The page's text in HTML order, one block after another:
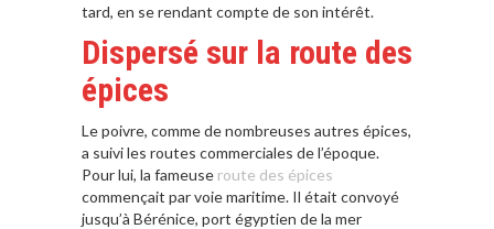
tard, en se rendant compte de son intérêt.
Dispersé sur la route des
épices
Le poivre, comme de nombreuses autres épices,
a suivi les routes commerciales de l’époque.
Pour lui, la fameuse route des épices
commençait par voie maritime. Il était convoyé
jusqu’à Bérénice, port égyptien de la mer